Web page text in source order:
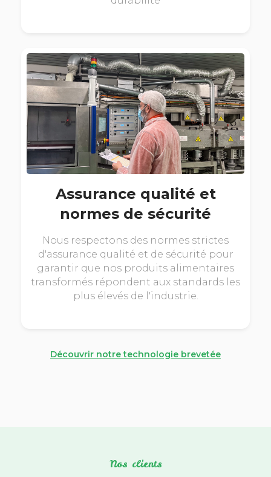
Assurance qualité et
normes de sécurité
Nous respectons des normes strictes
d'assurance qualité et de sécurité pour
garantir que nos produits alimentaires
transformés répondent aux standards les
plus élevés de l'industrie.
Découvrir notre technologie brevetée
Nos clients